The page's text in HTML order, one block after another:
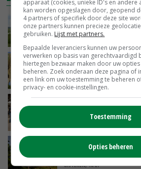
POAH!: John Deere 7730
VANDAAG, 10:00
Geen vee meer op
door aanhoudende
VANDAAG, 09:48
boeren nu erkenning
Kamervragen over
GISTEREN, 16:27
apparaat (cookies, unieke ID's en andere
kan worden opgeslagen door, geopend
4 partners of specifiek door deze site
onze partners kunnen precieze
gebruiken. Lijst met partners.
Bepaalde leveranciers kunnen uw
verwerken op basis van gerechtvaardigd
hiertegen bezwaar maken door uw
beheren. Zoek onderaan deze pagina of
een link om uw toestemming te beheren
privacy- en cookie-instellingen.
Toestemming
Opties beheren